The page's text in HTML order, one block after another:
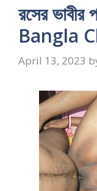
রসের ভাবীর
Bangla
April 13, 2023